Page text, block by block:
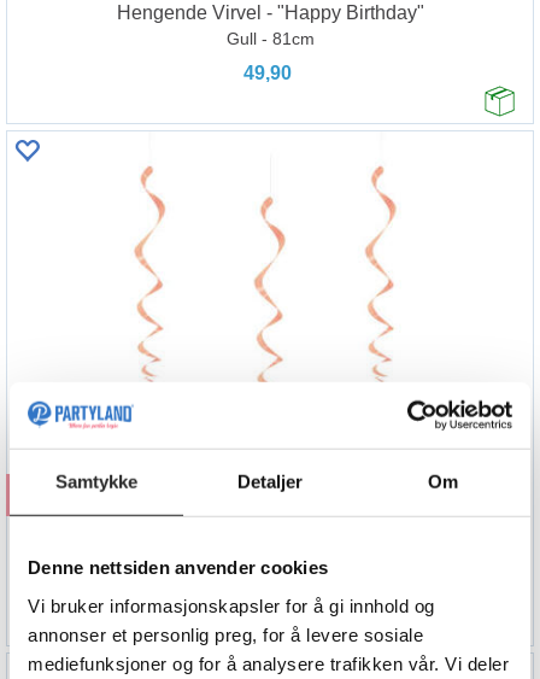
Samtykke Detaljer Om
Denne nettsiden anvender cookies
Vi bruker informasjonskapsler for å gi innhold og
annonser et personlig preg, for å levere sosiale
mediefunksjoner og for å analysere trafikken vår. Vi deler
Hengende Virvel - "Happy Birthday"
Gull - 81cm
49,90
Kjøp
Rosegull - 81cm
49,90